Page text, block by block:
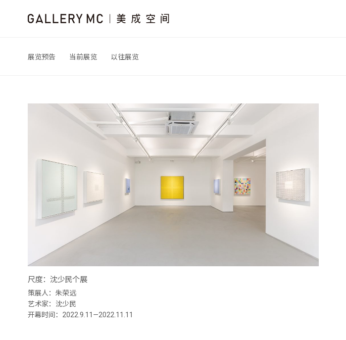
展览预告 当前展览 以往展览
尺度：沈少民个展
策展人：朱荣远
艺术家：沈少民
开幕时间：2022.9.11—2022.11.11